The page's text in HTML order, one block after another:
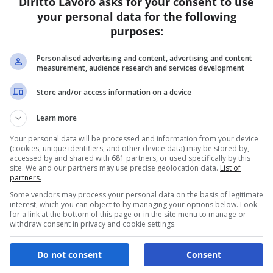
INPS sulle modalità di fruizione
Redazione - 15 Aprile 2020 0
your personal data for the following
purposes:
Personalised advertising and content, advertising and content
measurement, audience research and services development
Store and/or access information on a device
Learn more
Your personal data will be processed and information from your device
(cookies, unique identifiers, and other device data) may be stored by,
accessed by and shared with 681 partners, or used specifically by this
site. We and our partners may use precise geolocation data. List of
partners.
Some vendors may process your personal data on the basis of legitimate
interest, which you can object to by managing your options below. Look
for a link at the bottom of this page or in the site menu to manage or
withdraw consent in privacy and cookie settings.
Consent
Do not consent